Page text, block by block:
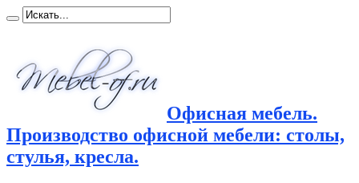
Офисная мебель.
Производство офисной мебели: столы,
стулья, кресла.